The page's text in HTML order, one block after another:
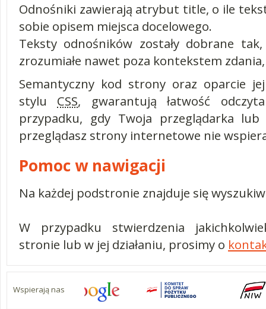
Odnośniki zawierają atrybut title, o ile
sobie opisem miejsca docelowego.
Teksty odnośników zostały dobrane
zrozumiałe nawet poza kontekstem
Semantyczny kod strony oraz oparcie
stylu CSS, gwarantują łatwość
przypadku, gdy Twoja przeglądarka
przeglądasz strony internetowe nie wspiera
Pomoc w nawigacji
Na każdej podstronie znajduje się
W przypadku stwierdzenia
stronie lub w jej działaniu, prosimy o
Wspierają nas